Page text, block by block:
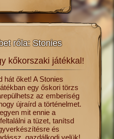
róla: Stonies
kőkorszaki játékkal!
hát őket! A Stonies
egy őskori törzs
az emberiség
újraírd a történelmet.
mit ennie a
a tüzet, tanítsd
és
gazdálkodj velük!
ha úgy
ebben
a